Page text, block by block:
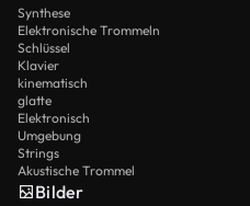
Synthese
Elektronische Trommeln
Schlüssel
Klavier
kinematisch
glatte
Elektronisch
Umgebung
Strings
Akustische Trommel
Bilder